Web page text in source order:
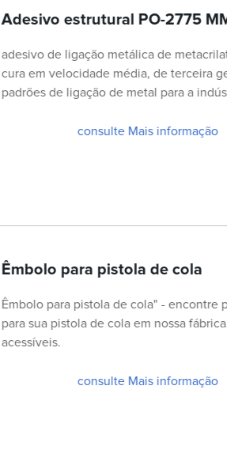
Adesivo estrutural PO-2775
adesivo de ligação metálica de
cura em velocidade média, de terceira
padrões de ligação de metal para a
consulte Mais informação
Êmbolo para pistola de cola
Êmbolo para pistola de cola" - encontre
para sua pistola de cola em nossa
acessíveis.
consulte Mais informação